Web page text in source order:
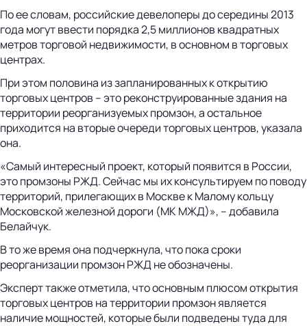
По ее словам, российские девелоперы до середины 2013
года могут ввести порядка 2,5 миллионов квадратных
метров торговой недвижимости, в основном в торговых
центрах.
При этом половина из запланированных к открытию
торговых центров – это реконструированные здания на
территории реорганизуемых промзон, а остальное
приходится на вторые очереди торговых центров, указала
она.
«Самый интересный проект, который появится в России,
это промзоны РЖД. Сейчас мы их консультируем по поводу
территорий, прилегающих в Москве к Малому кольцу
Московской железной дороги (МК МЖД)», – добавила
Белайчук.
В то же время она подчеркнула, что пока сроки
реорганизации промзон РЖД не обозначены.
Эксперт также отметила, что основным плюсом открытия
торговых центров на территории промзон является
наличие мощностей, которые были подведены туда для